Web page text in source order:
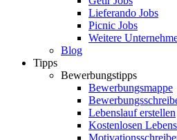
Lieferando Jobs
Picnic Jobs
Weitere
Blog
Tipps
Bewerbungstipps
Bewerbungsmappe
Lebenslauf erstellen
Kostenlosen